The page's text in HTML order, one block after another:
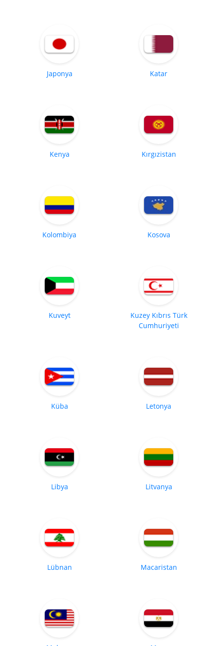
Japonya Katar
Kenya Kırgızistan
Kolombiya Kosova
Kuveyt
Kuzey Kıbrıs Türk
Cumhuriyeti
Küba Letonya
Libya Litvanya
Lübnan Macaristan